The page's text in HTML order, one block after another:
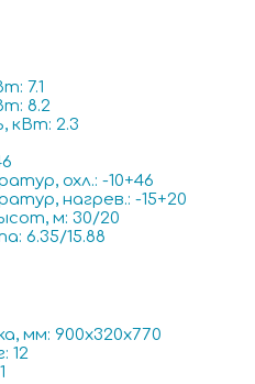
7.1
8.2
кВт: 2.3
охл.: -10+46
нагрев.: -15+20
м: 30/20
6.35/15.88
мм: 900x320x770
12